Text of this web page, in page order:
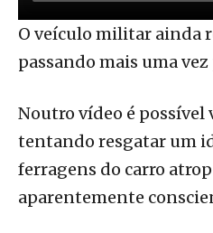
O veículo militar ainda
passando mais uma
Noutro vídeo é possível
tentando resgatar um
ferragens do carro
aparentemente